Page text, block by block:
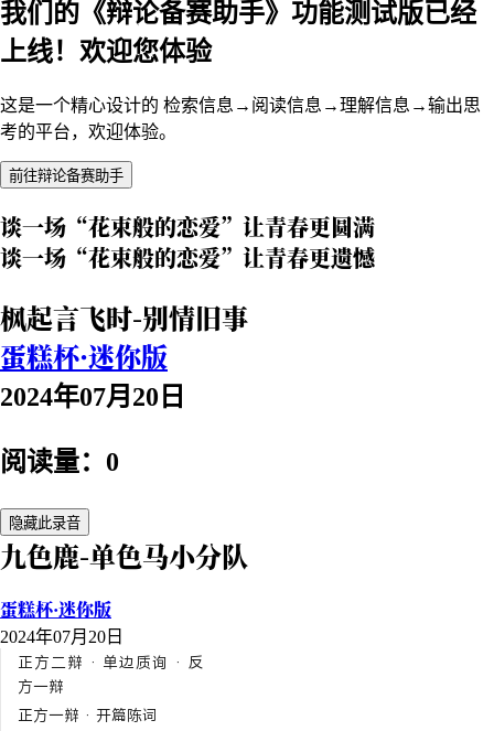
我们的《辩论备赛助手》功能测试版已经
上线！欢迎您体验
这是一个精心设计的 检索信息→阅读信息→理解信息→输出思
考的平台，欢迎体验。
前往辩论备赛助手
谈一场“花束般的恋爱”让青春更圆满
谈一场“花束般的恋爱”让青春更遗憾
枫起言飞时-别情旧事
蛋糕杯·迷你版
2024年07月20日
阅读量：0
隐藏此录音
九色鹿-单色马小分队
蛋糕杯·迷你版
2024年07月20日
正方二辩 · 单边质询 · 反
方一辩
正方一辩 · 开篇陈词